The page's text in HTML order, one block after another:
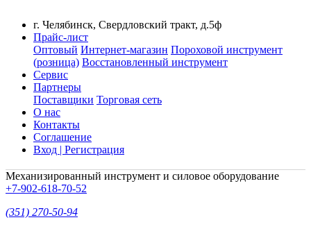
г. Челябинск, Свердловский тракт, д.5ф
Прайс-лист
Оптовый Интернет-магазин Пороховой инструмент
(розница) Восстановленный инструмент
Сервис
Партнеры
Поставщики Торговая сеть
О нас
Контакты
Соглашение
Вход | Регистрация
Механизированный инструмент и силовое оборудование
+7-902-618-70-52
(351) 270-50-94